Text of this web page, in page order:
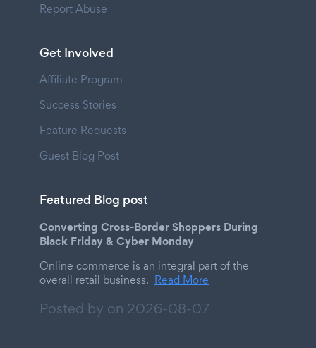
Report Abuse
Get Involved
Affiliate Program
Success Stories
Feature Requests
Guest Blog Post
Featured Blog post
Converting Cross-Border Shoppers During
Black Friday & Cyber Monday
Online commerce is an integral part of the
overall retail business. Read More
Posted by on 2026-08-07